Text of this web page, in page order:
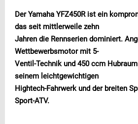
Der Yamaha YFZ450R ist ein
das seit mittlerweile zehn
Jahren die Rennserien dominiert.
Wettbewerbsmotor mit 5-
Ventil-Technik und 450 ccm
seinem leichtgewichtigen
Hightech-Fahrwerk und der breiten
Sport-ATV.